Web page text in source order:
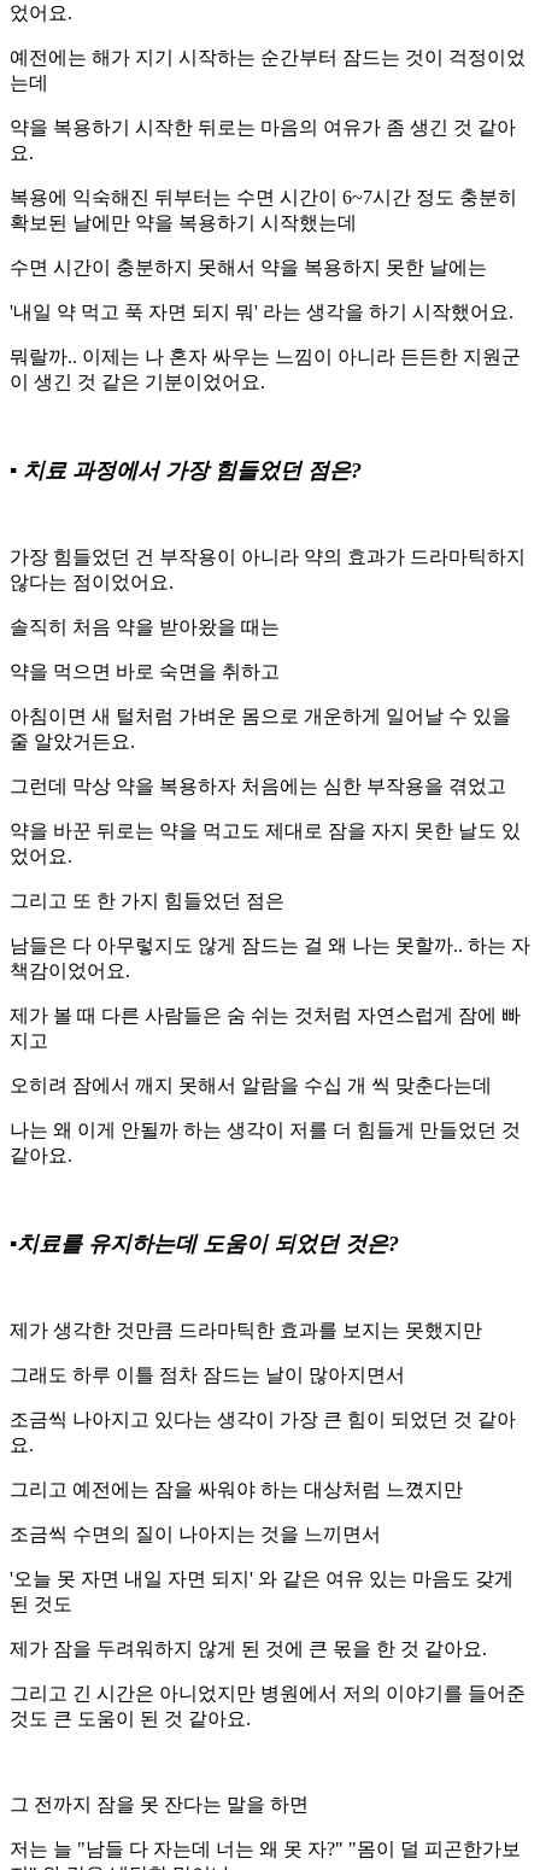
었어요.
예전에는 해가 지기 시작하는 순간부터 잠드는 것이 걱정이었
는데
약을 복용하기 시작한 뒤로는 마음의 여유가 좀 생긴 것 같아
요.
복용에 익숙해진 뒤부터는 수면 시간이 6~7시간 정도 충분히
확보된 날에만 약을 복용하기 시작했는데
수면 시간이 충분하지 못해서 약을 복용하지 못한 날에는
'내일 약 먹고 푹 자면 되지 뭐' 라는 생각을 하기 시작했어요.
뭐랄까.. 이제는 나 혼자 싸우는 느낌이 아니라 든든한 지원군
이 생긴 것 같은 기분이었어요.
▪️ 치료 과정에서 가장 힘들었던 점은?
가장 힘들었던 건 부작용이 아니라 약의 효과가 드라마틱하지
않다는 점이었어요.
솔직히 처음 약을 받아왔을 때는
약을 먹으면 바로 숙면을 취하고
아침이면 새 털처럼 가벼운 몸으로 개운하게 일어날 수 있을
줄 알았거든요.
그런데 막상 약을 복용하자 처음에는 심한 부작용을 겪었고
약을 바꾼 뒤로는 약을 먹고도 제대로 잠을 자지 못한 날도 있
었어요.
그리고 또 한 가지 힘들었던 점은
남들은 다 아무렇지도 않게 잠드는 걸 왜 나는 못할까.. 하는 자
책감이었어요.
제가 볼 때 다른 사람들은 숨 쉬는 것처럼 자연스럽게 잠에 빠
지고
오히려 잠에서 깨지 못해서 알람을 수십 개 씩 맞춘다는데
나는 왜 이게 안될까 하는 생각이 저를 더 힘들게 만들었던 것
같아요.
▪️치료를 유지하는데 도움이 되었던 것은?
제가 생각한 것만큼 드라마틱한 효과를 보지는 못했지만
그래도 하루 이틀 점차 잠드는 날이 많아지면서
조금씩 나아지고 있다는 생각이 가장 큰 힘이 되었던 것 같아
요.
그리고 예전에는 잠을 싸워야 하는 대상처럼 느꼈지만
조금씩 수면의 질이 나아지는 것을 느끼면서
'오늘 못 자면 내일 자면 되지' 와 같은 여유 있는 마음도 갖게
된 것도
제가 잠을 두려워하지 않게 된 것에 큰 몫을 한 것 같아요.
그리고 긴 시간은 아니었지만 병원에서 저의 이야기를 들어준
것도 큰 도움이 된 것 같아요.
그 전까지 잠을 못 잔다는 말을 하면
저는 늘 "남들 다 자는데 너는 왜 못 자?" "몸이 덜 피곤한가보